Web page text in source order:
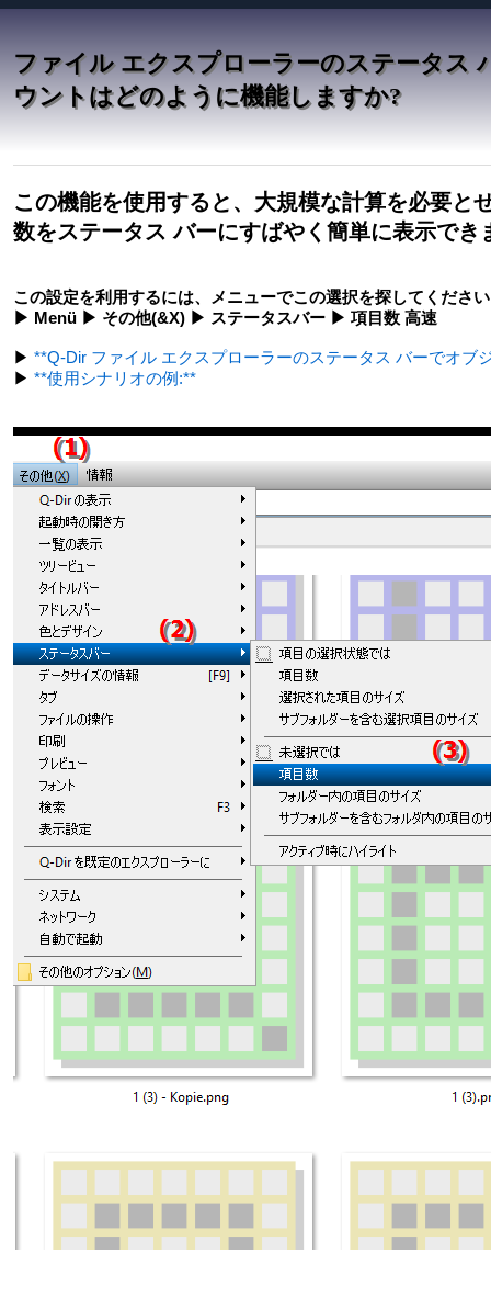
ファイル エクスプローラーのステータス
ウントはどのように機能しますか?
この機能を使用すると、大規模な計算を必要と
数をステータス バーにすばやく簡単に表示でき
この設定を利用するには、メニューでこの選択を探してくださ
▶ Menü ▶ その他(&X) ▶ ステータスバー ▶ 項目数 高速
▶ **Q-Dir ファイル エクスプローラーのステータス バーでオブ
▶ **使用シナリオの例:**